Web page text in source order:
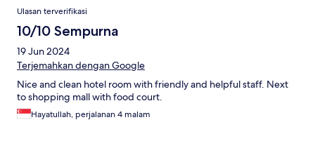
Ulasan terverifikasi
10/10 Sempurna
19 Jun 2024
Terjemahkan dengan Google
Nice and clean hotel room with friendly and helpful staff. Next
to shopping mall with food court.
Hayatullah, perjalanan 4 malam